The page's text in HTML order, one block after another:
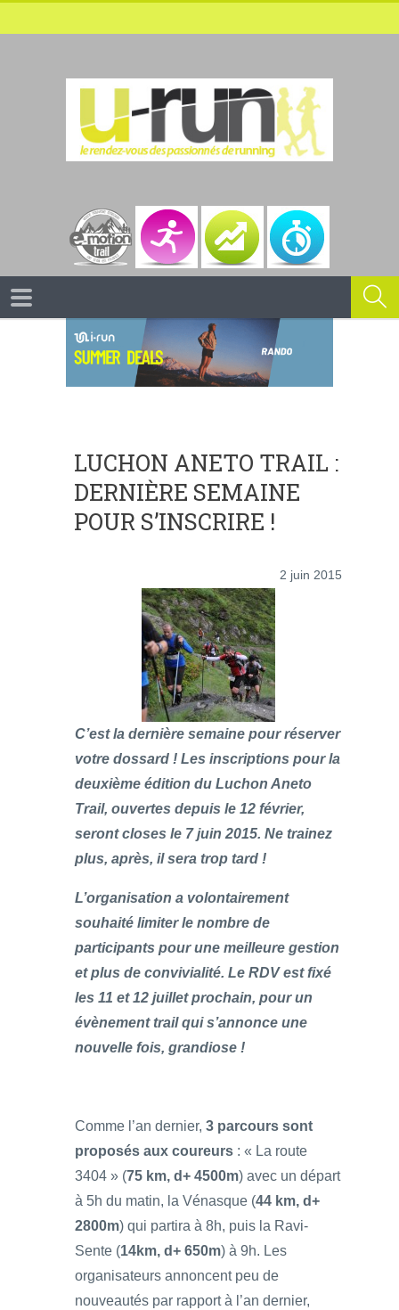
LUCHON ANETO TRAIL :
DERNIÈRE SEMAINE
POUR S’INSCRIRE !
2 juin 2015
C’est la dernière semaine pour réserver
votre dossard ! Les inscriptions pour la
deuxième édition du Luchon Aneto
Trail, ouvertes depuis le 12 février,
seront closes le 7 juin 2015. Ne trainez
plus, après, il sera trop tard !
L’organisation a volontairement
souhaité limiter le nombre de
participants pour une meilleure gestion
et plus de convivialité. Le RDV est fixé
les 11 et 12 juillet prochain, pour un
évènement trail qui s’annonce une
nouvelle fois, grandiose !
Comme l’an dernier, 3 parcours sont
proposés aux coureurs : « La route
3404 » (75 km, d+ 4500m) avec un départ
à 5h du matin, la Vénasque (44 km, d+
2800m) qui partira à 8h, puis la Ravi-
Sente (14km, d+ 650m) à 9h. Les
organisateurs annoncent peu de
nouveautés par rapport à l’an dernier,